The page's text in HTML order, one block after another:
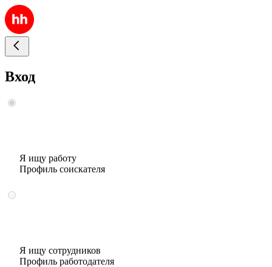
Вход
Я ищу работу
Профиль соискателя
Я ищу сотрудников
Профиль работодателя